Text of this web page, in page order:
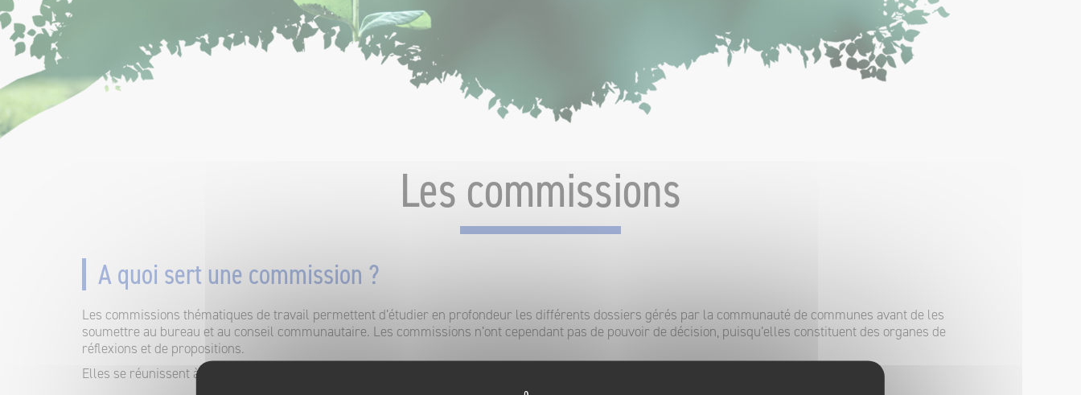
Les commissions
A quoi sert une commission ?
Les commissions thématiques de travail permettent d’étudier en profondeur les différents dossiers gérés par la communauté de communes avant de les
soumettre au bureau et au conseil communautaire. Les commissions n’ont cependant pas de pouvoir de décision, puisqu’elles constituent des organes de
réflexions et de propositions.
Elles se réunissent à l’initiative du Président et / ou Vice-Président pour traiter tout sujet d’actualité.